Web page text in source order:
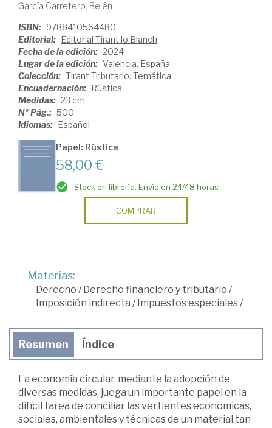
García Carretero, Belén
ISBN: 9788410564480
Editorial: Editorial Tirant lo Blanch
Fecha de la edición: 2024
Lugar de la edición: Valencia. España
Colección: Tirant Tributario. Temática
Encuadernación: Rústica
Medidas: 23 cm
Nº Pág.: 500
Idiomas: Español
Papel: Rústica
58,00 €
Stock en librería. Envío en 24/48 horas
COMPRAR
Materias:
Derecho / Derecho financiero y tributario /
Imposición indirecta / Impuestos especiales/
Resumen Índice
La economía circular, mediante la adopción de
diversas medidas, juega un importante papel en la
difícil tarea de conciliar las vertientes económicas,
sociales, ambientales y técnicas de un material tan